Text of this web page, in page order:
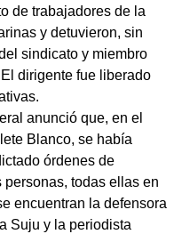
de trabajadores de la
y detuvieron, sin
sindicato y miembro
dirigente fue liberado
anunció que, en el
Blanco, se había
órdenes de
todas ellas en
encuentran la defensora
Suju y la periodista